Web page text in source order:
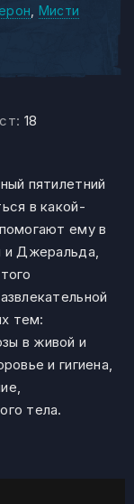
Мисти
18
пятилетний
в какой-
ему в
и Джеральда,
тем:
в живой и
и гигиена,
тела.